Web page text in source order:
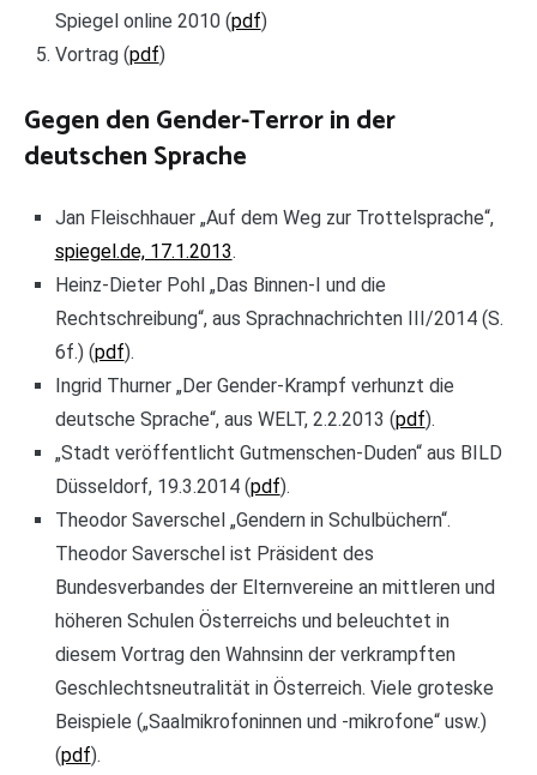
Spiegel online 2010 (pdf)
Vortrag (pdf)
Gegen den Gender-Terror in der
deutschen Sprache
Jan Fleischhauer „Auf dem Weg zur Trottelsprache“,
spiegel.de, 17.1.2013.
Heinz-Dieter Pohl „Das Binnen-I und die
Rechtschreibung“, aus Sprachnachrichten III/2014 (S.
6f.) (pdf).
Ingrid Thurner „Der Gender-Krampf verhunzt die
deutsche Sprache“, aus WELT, 2.2.2013 (pdf).
„Stadt veröffentlicht Gutmenschen-Duden“ aus BILD
Düsseldorf, 19.3.2014 (pdf).
Theodor Saverschel „Gendern in Schulbüchern“.
Theodor Saverschel ist Präsident des
Bundesverbandes der Elternvereine an mittleren und
höheren Schulen Österreichs und beleuchtet in
diesem Vortrag den Wahnsinn der verkrampften
Geschlechtsneutralität in Österreich. Viele groteske
Beispiele („Saalmikrofoninnen und -mikrofone“ usw.)
(pdf).